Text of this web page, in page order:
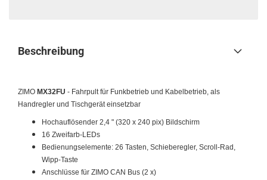
Beschreibung
ZIMO MX32FU - Fahrpult für Funkbetrieb und Kabelbetrieb, als
Handregler und Tischgerät einsetzbar
Hochauflösender 2,4 " (320 x 240 pix) Bildschirm
16 Zweifarb-LEDs
Bedienungselemente: 26 Tasten, Schieberegler, Scroll-Rad,
Wipp-Taste
Anschlüsse für ZIMO CAN Bus (2 x)